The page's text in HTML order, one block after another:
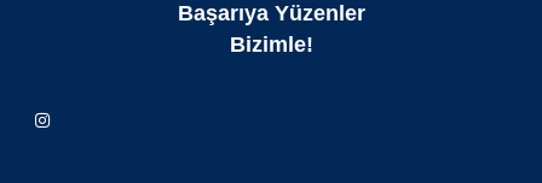
Başarıya Yüzenler
Bizimle!